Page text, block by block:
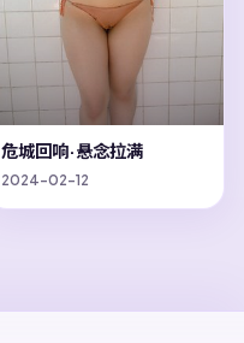
危城回响·悬念拉满
2024-02-12